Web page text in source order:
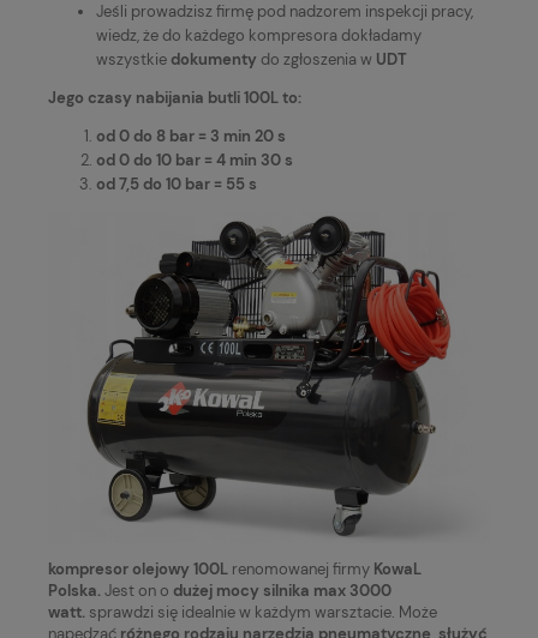
Jeśli prowadzisz firmę pod nadzorem inspekcji pracy,
wiedz, że do każdego kompresora dokładamy
wszystkie dokumenty do zgłoszenia w UDT
Jego czasy nabijania butli 100L to:
od 0 do 8 bar = 3 min 20 s
od 0 do 10 bar = 4 min 30 s
od 7,5 do 10 bar = 55 s
kompresor olejowy 100L renomowanej firmy KowaL
Polska.Jest on o dużej mocy silnika max 3000
watt. sprawdzi się idealnie w każdym warsztacie. Może
napędzać różnego rodzaju narzędzia pneumatyczne, służyć